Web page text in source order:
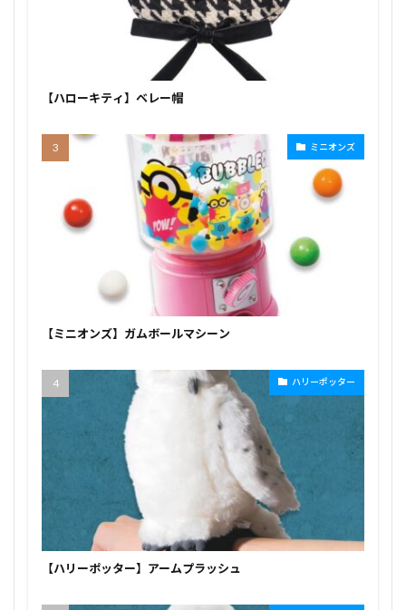
【ハローキティ】ベレー帽
ミニオンズ
【ミニオンズ】ガムボールマシーン
ハリーポッター
【ハリーポッター】アームプラッシュ